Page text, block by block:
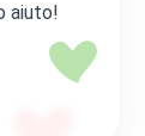
aiuto!